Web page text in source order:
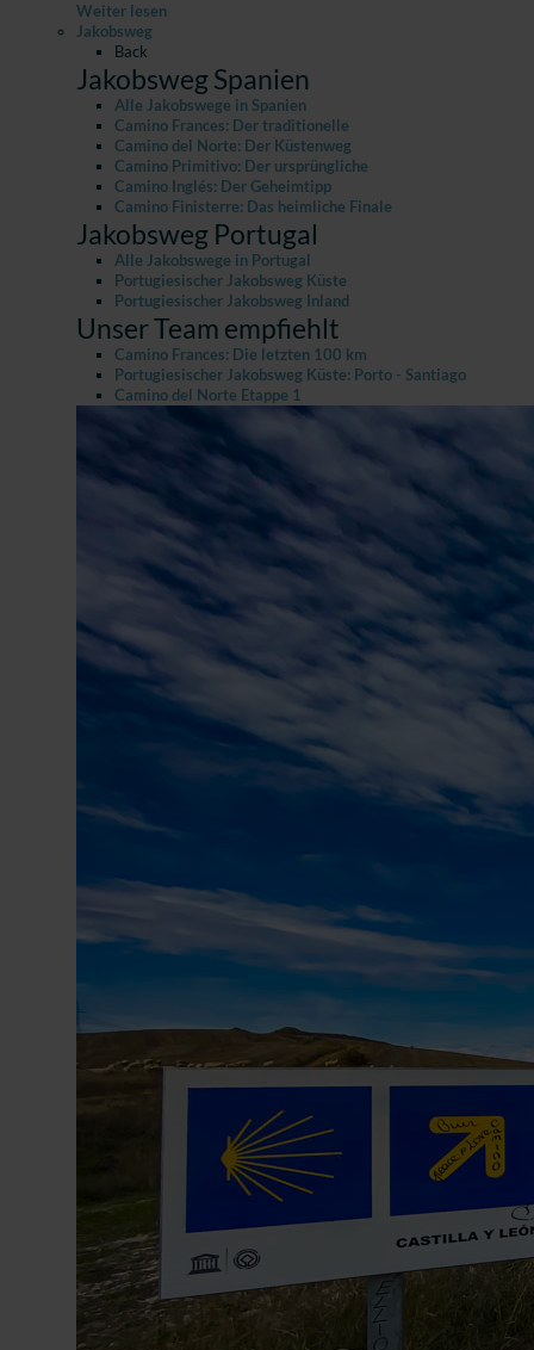
Weiter lesen
Jakobsweg
Back
Jakobsweg Spanien
Alle Jakobswege in Spanien
Camino Frances: Der traditionelle
Camino del Norte: Der Küstenweg
Camino Primitivo: Der ursprüngliche
Camino Inglés: Der Geheimtipp
Camino Finisterre: Das heimliche Finale
Jakobsweg Portugal
Alle Jakobswege in Portugal
Portugiesischer Jakobsweg Küste
Portugiesischer Jakobsweg Inland
Unser Team empfiehlt
Camino Frances: Die letzten 100 km
Portugiesischer Jakobsweg Küste: Porto - Santiago
Camino del Norte Etappe 1